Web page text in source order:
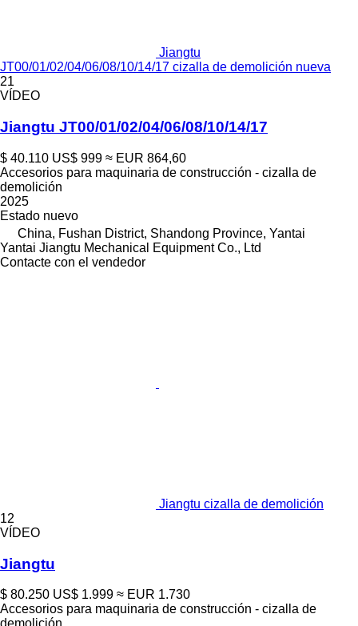
Jiangtu
JT00/01/02/04/06/08/10/14/17 cizalla de demolición nueva
21
VÍDEO
Jiangtu JT00/01/02/04/06/08/10/14/17
$ 40.110 US$ 999 ≈ EUR 864,60
Accesorios para maquinaria de construcción - cizalla de
demolición
2025
Estado nuevo
China, Fushan District, Shandong Province, Yantai
Yantai Jiangtu Mechanical Equipment Co., Ltd
Contacte con el vendedor
Jiangtu cizalla de demolición
12
VÍDEO
Jiangtu
$ 80.250 US$ 1.999 ≈ EUR 1.730
Accesorios para maquinaria de construcción - cizalla de